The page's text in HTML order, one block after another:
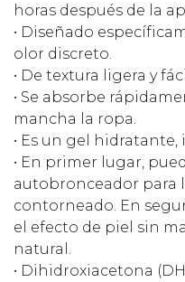
horas después de la
• Diseñado
olor discreto.
• De textura ligera y
• Se absorbe
mancha la ropa.
• Es un gel
• En primer lugar,
autobronceador para
contorneado. En
el efecto de piel sin
natural.
• Dihidroxiacetona